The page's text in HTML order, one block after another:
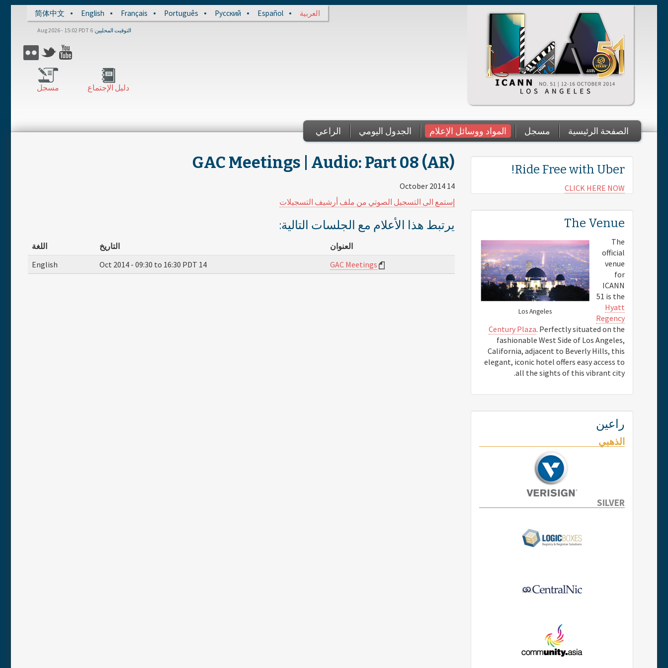
Skip to main content
简体中文 English Français Português Русский Español العربية
التوقيت المحليين 6 Aug 2026 - 15:02 PDT
مسجل دليل الإجتماع
الصفحة الرئيسية مسجل المواد ووسائل الإعلام الجدول اليومي الراعي
You are here
GAC Meetings | Audio: Part 08 (AR)
14 October 2014
إستمع الى التسجيل الصوتي من ملف أرشيف التسجيلات
يرتبط هذا الأعلام مع الجلسات التالية:
العنوان التاريخ
اللغة
GAC Meetings
14 Oct 2014 -
09:30 to 16:30 PDT
English
Ride Free with Uber!
CLICK HERE NOW
The Venue
Los Angeles
The
official
venue
for
ICANN
51 is the
Hyatt
Regency
Century Plaza. Perfectly situated on the
fashionable West Side of Los Angeles,
California, adjacent to Beverly Hills, this
elegant, iconic hotel offers easy access to
all the sights of this vibrant city.
راعين
الذهبي
SILVER